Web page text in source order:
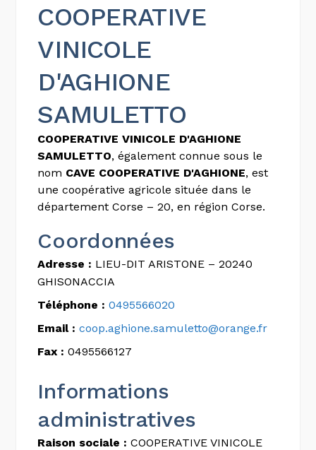
COOPERATIVE
VINICOLE
D'AGHIONE
SAMULETTO
COOPERATIVE VINICOLE D'AGHIONE
SAMULETTO, également connue sous le
nom CAVE COOPERATIVE D'AGHIONE, est
une coopérative agricole située dans le
département Corse – 20, en région Corse.
Coordonnées
Adresse : LIEU-DIT ARISTONE – 20240
GHISONACCIA
Téléphone : 0495566020
Email : coop.aghione.samuletto@orange.fr
Fax : 0495566127
Informations
administratives
Raison sociale : COOPERATIVE VINICOLE